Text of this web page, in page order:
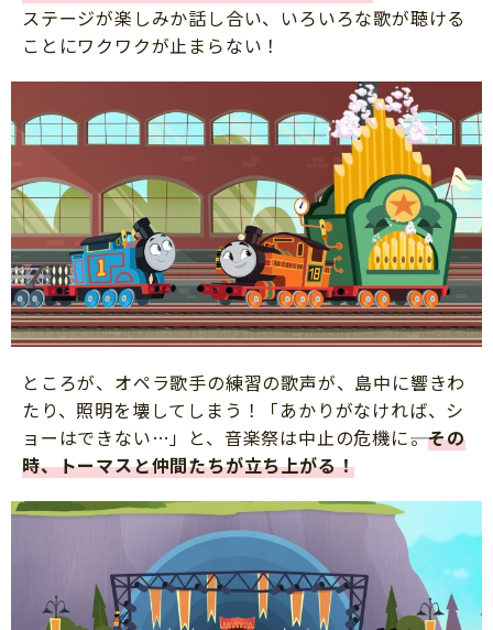
ステージが楽しみか話し合い、いろいろな歌が聴ける
ことにワクワクが止まらない！
ところが、オペラ歌手の練習の歌声が、島中に響きわ
たり、照明を壊してしまう！「あかりがなければ、シ
ョーはできない…」と、音楽祭は中止の危機に――。その
時、トーマスと仲間たちが立ち上がる！